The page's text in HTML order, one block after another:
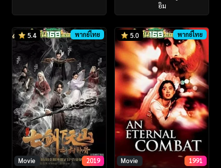
อิม
5.4 พากย์ไทย
Movie 2019
5.0 พากย์ไทย
Movie 1991